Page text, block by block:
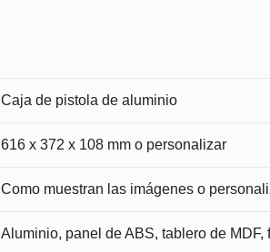
Caja de pistola de aluminio
616 x 372 x 108 mm o personalizar
Como muestran las imágenes o
Aluminio, panel de ABS, tablero de